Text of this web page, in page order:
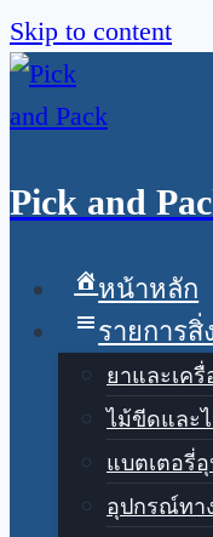
Skip to content
Pick and
หน้าหลัก
รายการสิ่
ยาและเค
ไม้ขีดและ
แบตเตอรี่
อุปกรณ์ทา